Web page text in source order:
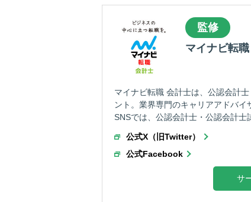
監修
マイナビ転
マイナビ転職 会計士は、公認会計
ント。業界専門のキャリアアドバ
SNSでは、公認会計士・公認会計士
公式X（旧Twitter）
公式Facebook
サ